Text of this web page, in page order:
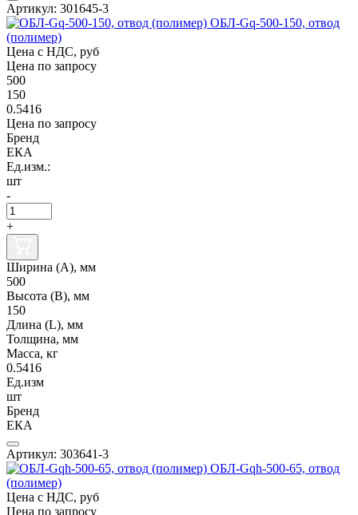
Артикул: 301645-3
ОБЛ-Gq-500-150, отвод
(полимер)
Цена с НДС, руб
Цена по запросу
500
150
0.5416
Цена по запросу
Бренд
ЕКА
Ед.изм.:
шт
-
+
Ширина (А), мм
500
Высота (В), мм
150
Длина (L), мм
Толщина, мм
Масса, кг
0.5416
Ед.изм
шт
Бренд
ЕКА
Артикул: 303641-3
ОБЛ-Gqh-500-65, отвод
(полимер)
Цена с НДС, руб
Цена по запросу